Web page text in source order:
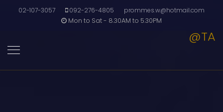
02-107-3057 092-276-4805
prommes.w@hotmail.com
Mon to Sat - 8.30AM to 5.30PM
@TA